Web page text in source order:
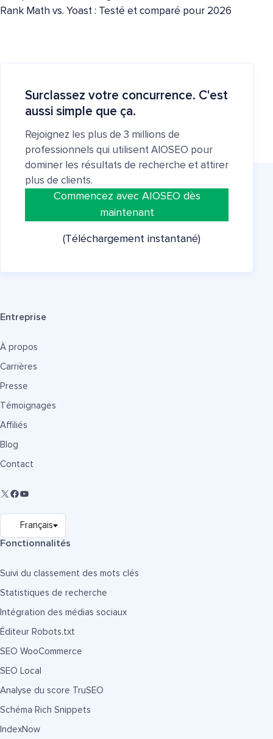
Rank Math vs. Yoast : Testé et comparé pour 2026
Surclassez votre concurrence. C'est
aussi simple que ça.
Rejoignez les plus de 3 millions de
professionnels qui utilisent AIOSEO pour
dominer les résultats de recherche et attirer
plus de clients.
Commencez avec AIOSEO dès
maintenant
(Téléchargement instantané)
Entreprise
À propos
Carrières
Presse
Témoignages
Affiliés
Blog
Contact
Fonctionnalités
Suivi du classement des mots clés
Statistiques de recherche
Intégration des médias sociaux
Éditeur Robots.txt
SEO WooCommerce
SEO Local
Analyse du score TruSEO
Schéma Rich Snippets
IndexNow